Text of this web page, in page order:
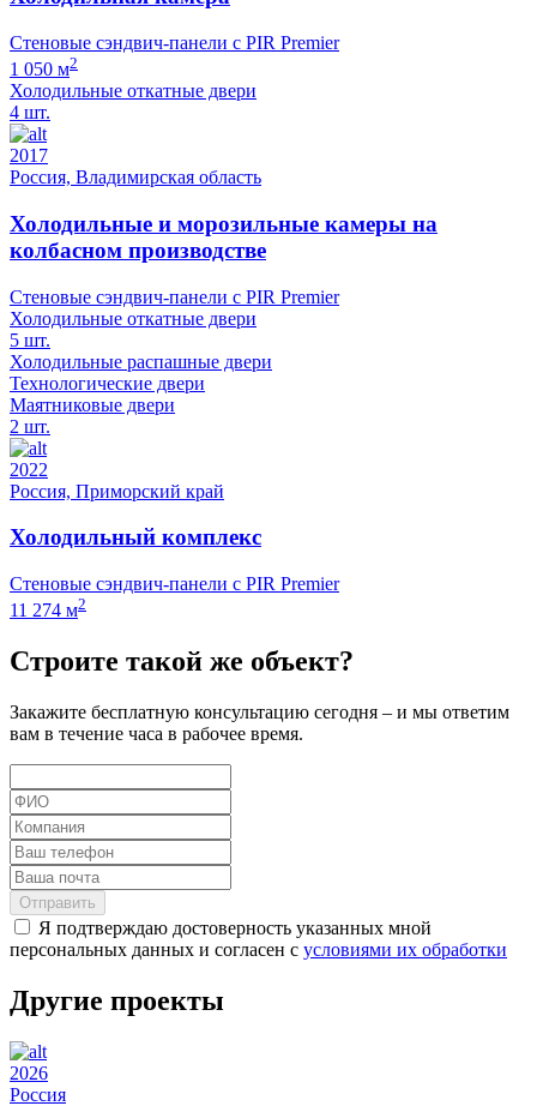
Стеновые сэндвич-панели с PIR Premier
1 050 м2
Холодильные откатные двери
4 шт.
2017
Россия, Владимирская область
Холодильные и морозильные камеры на
колбасном производстве
Стеновые сэндвич-панели с PIR Premier
Холодильные откатные двери
5 шт.
Холодильные распашные двери
Технологические двери
Маятниковые двери
2 шт.
2022
Россия, Приморский край
Холодильный комплекс
Стеновые сэндвич-панели с PIR Premier
11 274 м2
Строите такой же объект?
Закажите бесплатную консультацию сегодня – и мы ответим
вам в течение часа в рабочее время.
Отправить
Я подтверждаю достоверность указанных мной
персональных данных и согласен с условиями их обработки
Другие проекты
2026
Россия